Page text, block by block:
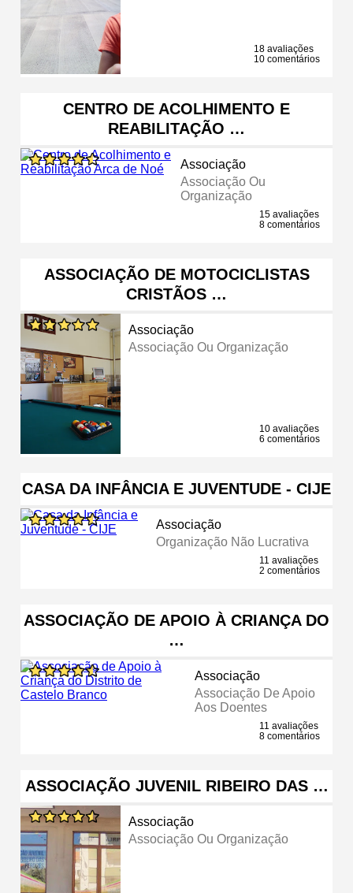
18 avaliações
10 comentários
CENTRO DE ACOLHIMENTO E
REABILITAÇÃO …
Associação
Associação Ou
Organização
15 avaliações
8 comentários
ASSOCIAÇÃO DE MOTOCICLISTAS
CRISTÃOS …
Associação
Associação Ou Organização
10 avaliações
6 comentários
CASA DA INFÂNCIA E JUVENTUDE - CIJE
Associação
Organização Não Lucrativa
11 avaliações
2 comentários
ASSOCIAÇÃO DE APOIO À CRIANÇA DO
…
Associação
Associação De Apoio
Aos Doentes
11 avaliações
8 comentários
ASSOCIAÇÃO JUVENIL RIBEIRO DAS …
Associação
Associação Ou Organização